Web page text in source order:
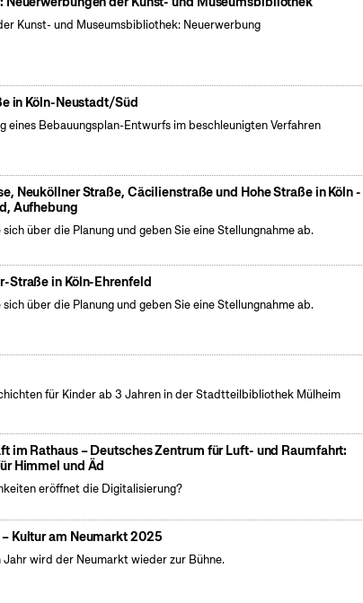
Kunst- und Museumsbibliothek: Neuerwerbung
in Köln-Neustadt/Süd
eines Bebauungsplan-Entwurfs im beschleunigten Verfahren
Neuköllner Straße, Cäcilienstraße und Hohe Straße in Köln -
Aufhebung
über die Planung und geben Sie eine Stellungnahme ab.
Straße in Köln-Ehrenfeld
über die Planung und geben Sie eine Stellungnahme ab.
für Kinder ab 3 Jahren in der Stadtteilbibliothek Mülheim
im Rathaus – Deutsches Zentrum für Luft- und Raumfahrt:
Himmel und Äd
eröffnet die Digitalisierung?
Kultur am Neumarkt 2025
Jahr wird der Neumarkt wieder zur Bühne.